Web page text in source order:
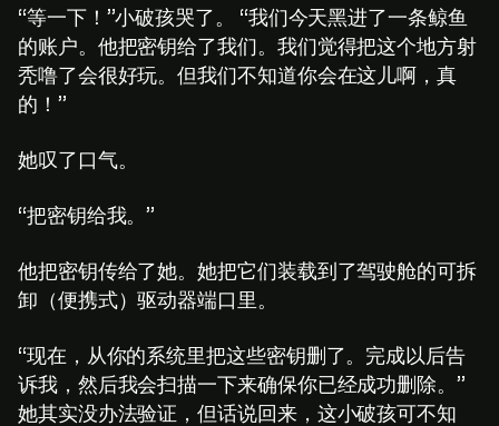
“等一下！”小破孩哭了。 “我们今天黑进了一条鲸鱼
的账户。他把密钥给了我们。我们觉得把这个地方射
秃噜了会很好玩。但我们不知道你会在这儿啊，真
的！”
她叹了口气。
“把密钥给我。”
他把密钥传给了她。她把它们装载到了驾驶舱的可拆
卸（便携式）驱动器端口里。
“现在，从你的系统里把这些密钥删了。完成以后告
诉我，然后我会扫描一下来确保你已经成功删除。”
她其实没办法验证，但话说回来，这小破孩可不知